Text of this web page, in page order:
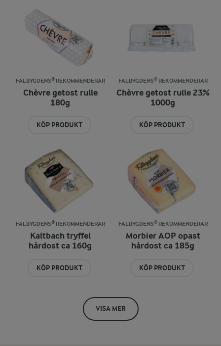
FALBYGDENS® REKOMMENDERAR
Chèvre getost rulle
180g
KÖP PRODUKT
FALBYGDENS® REKOMMENDERAR
Chèvre getost rulle 23%
1000g
KÖP PRODUKT
FALBYGDENS® REKOMMENDERAR
Kaltbach tryffel
hårdost ca 160g
KÖP PRODUKT
FALBYGDENS® REKOMMENDERAR
Morbier AOP opast
hårdost ca 185g
KÖP PRODUKT
VISA MER